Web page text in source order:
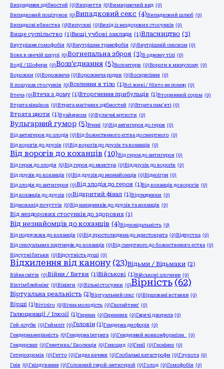
Викрадення здібностей (0)Викриття (0)Вимираючий вид (0)
Випадковий поцілунок (0)Випадковий секс (4)Випадковий шлюб (0)
Випадкові вбивства (0)Випускні (0)Вихід із нездорових стосунків (0)
Вище суспільство (1)Вищі учбові заклади (1)Власництво (3)
Внутрішня гомофобія (0)Внутрішня трансфобія (0)Внутрішній сексизм (0)
Вовк в овечій шкурі (0)Вогнепальна зброя (3)В одному тілі (0)
Водії / Шофери (0)Возз’єднання (5)Волонтери (0)Вороги в минулому (0)
Ворожки (0)Ворожнеча (0)Ворожнеча родин (0)Воскресіння (0)
В пошуках стосунків (0)Вселення в тіло (1)Всі живі / Ніхто не помер (0)
Втеча (0)Втеча з дому (1)Вторгнення прибульців (1)Вторинний сором (0)
Втрата кінцівок (0)Втрата магічних здібностей (0)Втрата пам’яті (0)
Втрата цноти (1)Вуайеризм (0)Вуличні артисти (0)
Вульгарний гумор (5)Вчені (0)Від антигероя до героя (0)
Від антигероя до злодія (0)Від божественого єства до смертного (0)
Від ворогів до друзів (0)Від ворогів до друзів та коханців (0)
Від ворогів до коханців (10)Від героя до антигероя (0)
Від героя до злодія (0)Від героя до монстра (0)Від друзів до ворогів (0)
Від друзів до коханців (0)Від друзів до незнайомців (0)Відеоігри (0)
Від злодія до антигероя (0)Від злодія до героя (1)Від коханців до ворогів (0)
Від коханців до друзів (0)Відкритий фінал (1)Відлюдники (0)
Відмова від почуттів (0)Від напарників до друзів та коханців (0)
Від нездорових стосунків до здорових (1)
Від незнайомців до коханців (4)Відповідальність (0)
Від подружжя до коханців (0)Від простолюдина до аристократа (0)Відпустка (0)
Від сексуальних партнерів до коханців (0)Від смертного до божественого єства (0)
Відсутні батьки (0)Відсутність душі (0)
Відхилення від канону (23)Відьми / Відьмаки (2)
Війна світів (0)Війни / Битви (1)Військові (1)Військові злочини (0)
Віктімблеймінг (0)Вікінги (0)Вільні стосунки (0)Вірність (62)
Віртуальна реальність (2)Віртуальний секс (0)Віршовані вставки (0)
Вірші (1)Вітіліго (0)Вічна молодість (0)Газлайтинґ (0)
Галюцинації / Ілюзії (1)Гареми (0)Гаремник (0)Гарячі джерела (0)
Гей-клуби (0)Геймліт (0)Геловін (1)Гендерна дисфорія (0)
Гендерна нерівність (0)Гендерна інтрига (0)Гендерний нонконформізм
(0)
Гендерсвап (0)Генетика / Еволюція (0)Геноцид (0)Генії (0)Геокінез (0)
Гетерохромія (0)Гетто (0)Гидке каченя (0)Глобальні катастрофи (0)Глухота (0)
Гнів (0)Гніздування (0)Головний герой-антигерой (0)Голод (0)Гомофобія (0)